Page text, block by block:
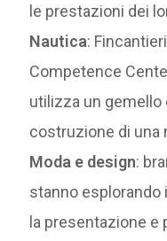
le prestazioni dei
Nautica:
Competence
utilizza un gemello
costruzione di una
Moda e design:
stanno esplorando
la presentazione e